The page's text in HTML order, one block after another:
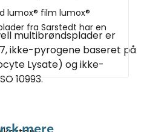
multibrøndsplader er
ikke-pyrogene baseret på
Lysate) og ikke-
10993.
lumox® film lumox®
fra Sarstedt har en